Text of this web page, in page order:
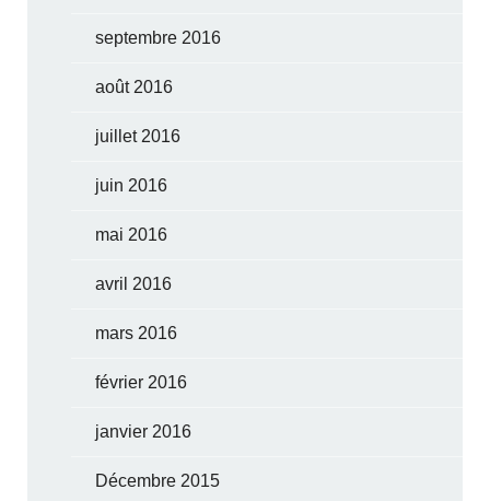
septembre 2016
août 2016
juillet 2016
juin 2016
mai 2016
avril 2016
mars 2016
février 2016
janvier 2016
Décembre 2015